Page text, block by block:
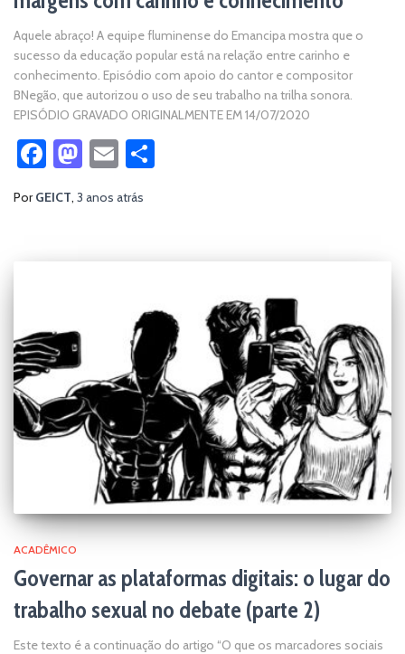
Aquele abraço! A equipe fluminense do Emancipa mostra que o
sucesso da educação popular está na relação entre carinho e
conhecimento. Episódio com apoio do cantor e compositor
BNegão, que autorizou o uso de seu trabalho na trilha sonora.
EPISÓDIO GRAVADO ORIGINALMENTE EM 14/07/2020
Facebook
Mastodon
Email
PorGEICT, 3 anos atrás
ACADÊMICO
Governar as plataformas digitais: o lugar do
trabalho sexual no debate (parte 2)
Este texto é a continuação do artigo “O que os marcadores sociais